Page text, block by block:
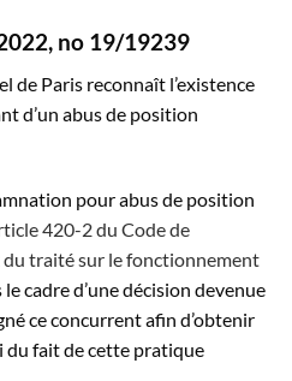
no 19/19239
de Paris reconnaît l’existence
d’un abus de position
pour abus de position
420-2 du Code de
du traité sur le fonctionnement
le cadre d’une décision devenue
ce concurrent afin d’obtenir
du fait de cette pratique